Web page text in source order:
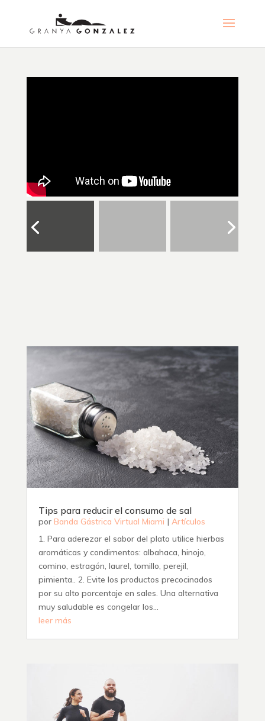
Tips para reducir el consumo de sal
por Banda Gástrica Virtual Miami | Artículos
1. Para aderezar el sabor del plato utilice hierbas
aromáticas y condimentos: albahaca, hinojo,
comino, estragón, laurel, tomillo, perejil,
pimienta.. 2. Evite los productos precocinados
por su alto porcentaje en sales. Una alternativa
muy saludable es congelar los...
leer más